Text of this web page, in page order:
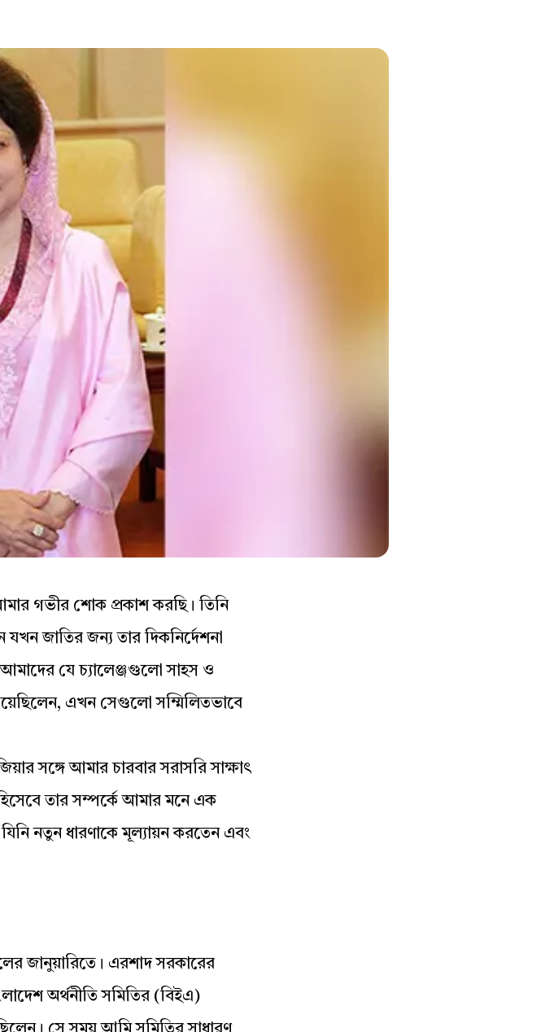
গভীর শোক প্রকাশ করছি। তিনি
জাতির জন্য তার দিকনির্দেশনা
যে চ্যালেঞ্জগুলো সাহস ও
এখন সেগুলো সম্মিলিতভাবে
সঙ্গে আমার চারবার সরাসরি সাক্ষাৎ
তার সম্পর্কে আমার মনে এক
নতুন ধারণাকে মূল্যায়ন করতেন এবং
জানুয়ারিতে। এরশাদ সরকারের
অর্থনীতি সমিতির (বিইএ)